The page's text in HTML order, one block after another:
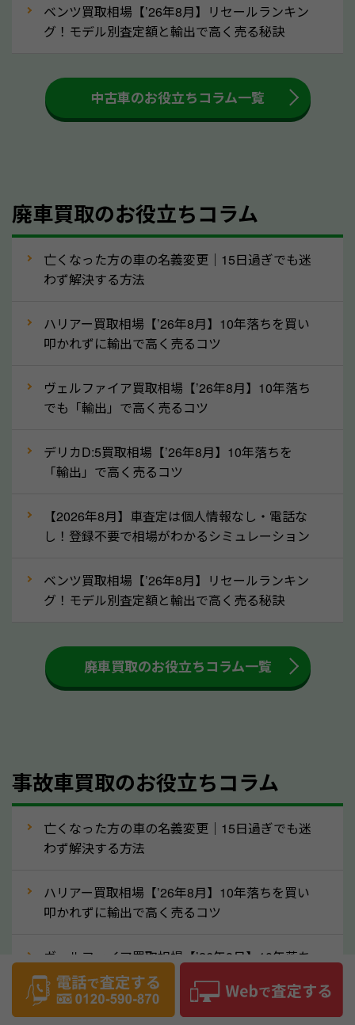
車を廃車にすると、自動車税の還付金を受け取ること
付金をお客様に返還しない業者もあります。廃車査定
をする際には、自動車税の還付金の返還があるかどう
かを確認するようにしてください。山梨県のソコカラ
人気の車種は廃車の状態でも、高価買取が可能です。
産車は高く買取が可能です。「廃車＝買取できない」
なら廃車の車も適正価格で買取できます。他社で買取
拒否となった車も価格がつく可能性があるので、諦め
でも高価買取が可能なケースは珍しくないため、まず
はWebで簡単にできる無料査定をお試しください。
実績」で確認できます。
⑤車内の簡単な清掃で買取価格アップも！
しばらく乗っていない車は、車内のシートや座席の下
が汚れていることも多いです。シミや汚れが付着して
す。車内の汚れは簡単な清掃だけで取り除けることも
多いため、査定前にチェックして、清掃をしておくの
大きな汚れがない限り必要はありません。査定に影響
するケースは少ないため、そのままお持ちいただいて
あるため、まずは山梨県のソコカラへ車の状態につい
てお気軽にご相談ください。
⑥車の需要が高まるタイミングで売るのも
高価買取のポイント！
買取依頼をするのもポイントです。車にも需要の高い
めになる可能性もあります。逆に需要が高い時期であ
れば、高い価格でも買取やすくなります。一般的に新
生活に向けた準備を始める1〜3月ごろは、中古車の
需要が高いです。また、転職者が多い9〜10月ごろ
ベンツ買取相場【’26年8月】リセールランキン
グ！モデル別査定額と輸出で高く売る秘訣
中古車のお役立ちコラム一覧
廃車買取のお役立ちコラム
亡くなった方の車の名義変更｜15日過ぎでも迷
わず解決する方法
ハリアー買取相場【’26年8月】10年落ちを買い
叩かれずに輸出で高く売るコツ
ヴェルファイア買取相場【’26年8月】10年落ち
でも「輸出」で高く売るコツ
デリカD:5買取相場【’26年8月】10年落ちを
「輸出」で高く売るコツ
【2026年8月】車査定は個人情報なし・電話な
し！登録不要で相場がわかるシミュレーション
ベンツ買取相場【’26年8月】リセールランキン
グ！モデル別査定額と輸出で高く売る秘訣
廃車買取のお役立ちコラム一覧
事故車買取のお役立ちコラム
亡くなった方の車の名義変更｜15日過ぎでも迷
わず解決する方法
ハリアー買取相場【’26年8月】10年落ちを買い
叩かれずに輸出で高く売るコツ
ヴェルファイア買取相場【’26年8月】10年落ち
でも「輸出」で高く売るコツ
デリカD:5買取相場【’26年8月】10年落ちを